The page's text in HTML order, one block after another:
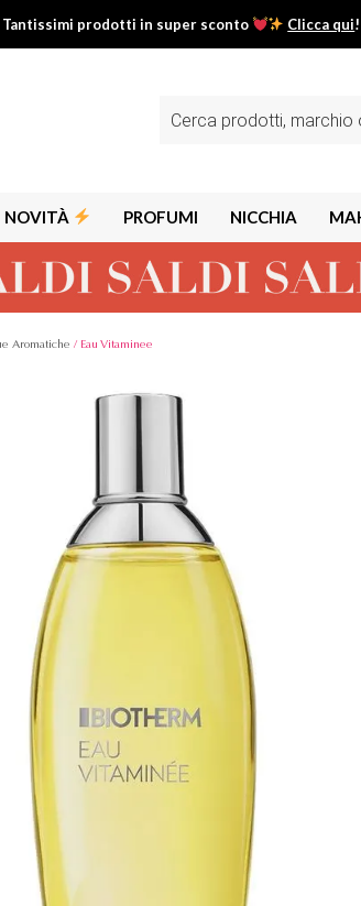
Tantissimi prodotti in super sconto Clicca qui!
beauty nella sezione saldi: il tuo glow estivo
prodotti
Armani Parfums
Atkinsons
Atkinsons London
Australian Gold
Azzaro
NOVITÀ PROFUMI NICCHIA
Aromatiche / Eau Vitaminee